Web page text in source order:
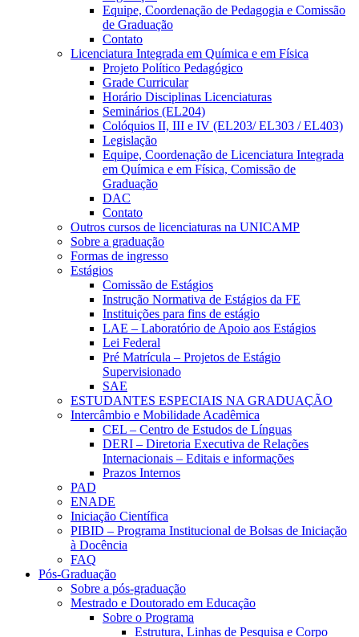
Equipe, Coordenação de Pedagogia e Comissão
de Graduação
Contato
Licenciatura Integrada em Química e em Física
Projeto Político Pedagógico
Grade Curricular
Horário Disciplinas Licenciaturas
Seminários (EL204)
Colóquios II, III e IV (EL203/ EL303 / EL403)
Legislação
Equipe, Coordenação de Licenciatura Integrada
em Química e em Física, Comissão de
Graduação
DAC
Contato
Outros cursos de licenciaturas na UNICAMP
Sobre a graduação
Formas de ingresso
Estágios
Comissão de Estágios
Instrução Normativa de Estágios da FE
Instituições para fins de estágio
LAE – Laboratório de Apoio aos Estágios
Lei Federal
Pré Matrícula – Projetos de Estágio
Supervisionado
SAE
ESTUDANTES ESPECIAIS NA GRADUAÇÃO
Intercâmbio e Mobilidade Acadêmica
CEL – Centro de Estudos de Línguas
DERI – Diretoria Executiva de Relações
Internacionais – Editais e informações
Prazos Internos
PAD
ENADE
Iniciação Científica
PIBID – Programa Institucional de Bolsas de Iniciação
à Docência
FAQ
Pós-Graduação
Sobre a pós-graduação
Mestrado e Doutorado em Educação
Sobre o Programa
Estrutura, Linhas de Pesquisa e Corpo